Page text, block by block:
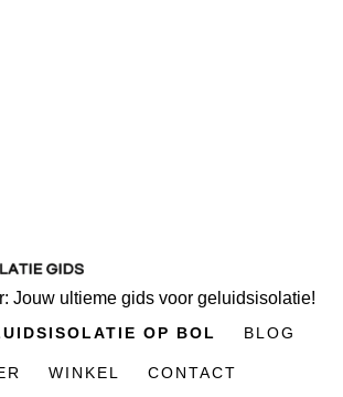
Jouw ultieme gids voor geluidsisolatie!
OP BOL BLOG
WINKEL CONTACT